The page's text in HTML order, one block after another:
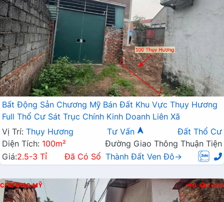
Bất Động Sản Chương Mỹ Bán Đất Khu Vực Thụy Hương
Full Thổ Cư Sát Trục Chính Kinh Doanh Liên Xã
Vị Trí: Thụy Hương Tư Vấn
Đất Thổ Cư
Diện Tích: 100m²
Đường Giao Thông Thuận Tiện
Giá:2.5-3 Tỉ Đã Có Sổ Thành Đất Ven Đô→
CHƯƠNG MỸ B 7035